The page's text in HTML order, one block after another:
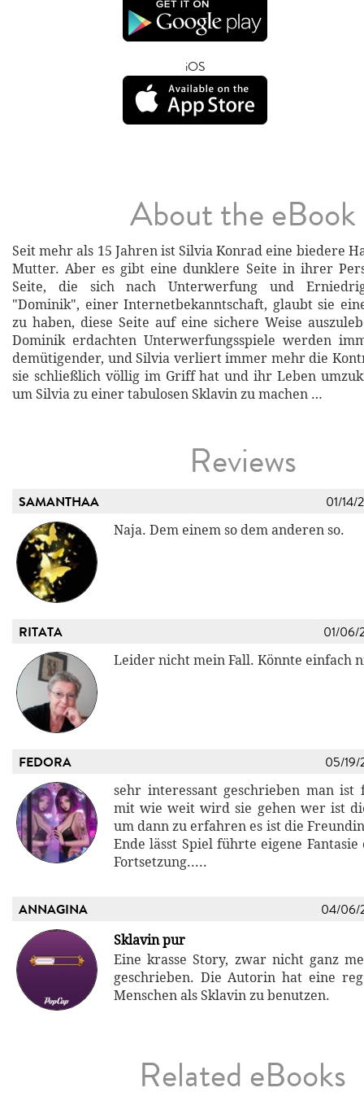
iOS
About the eBook
Seit mehr als 15 Jahren ist Silvia Konrad eine biedere
Mutter. Aber es gibt eine dunklere Seite in ihrer
Seite, die sich nach Unterwerfung und
"Dominik", einer Internetbekanntschaft, glaubt sie
zu haben, diese Seite auf eine sichere Weise
Dominik erdachten Unterwerfungsspiele werden
demütigender, und Silvia verliert immer mehr die
sie schließlich völlig im Griff hat und ihr Leben
um Silvia zu einer tabulosen Sklavin zu machen …
Reviews
SAMANTHAA 01/14/
Naja. Dem einem so dem anderen so.
RITATA 01/06/
Leider nicht mein Fall. Könnte einfach
FEDORA 05/19/
sehr interessant geschrieben man
mit wie weit wird sie gehen wer ist
um dann zu erfahren es ist die
Ende lässt Spiel führte eigene
Fortsetzung.....
ANNAGINA 04/06/
Sklavin pur
Eine krasse Story, zwar nicht ganz
geschrieben. Die Autorin hat eine
Menschen als Sklavin zu benutzen.
Related eBooks